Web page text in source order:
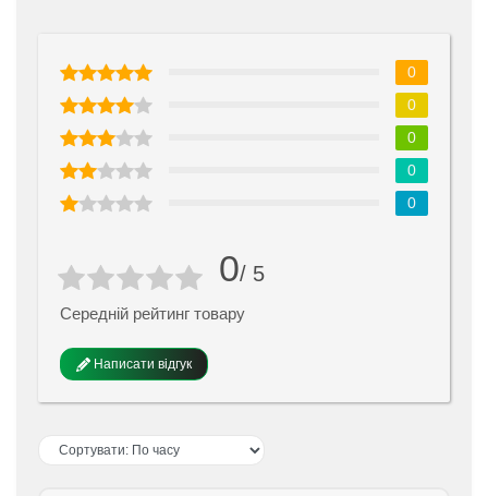
0/ 5
Середній рейтинг товару
Написати відгук
0
0
0
0
0